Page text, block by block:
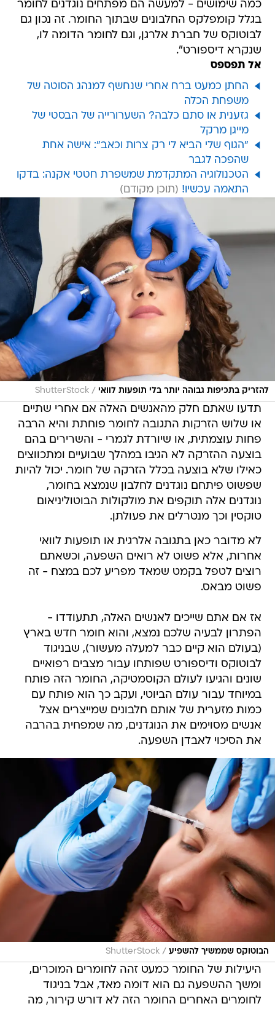
כמה שימושים - למעשה הם מפתחים נוגדנים לחומר
בגלל קומפלקס החלבונים שבתוך החומר. זה נכון גם
לבוטוקס של חברת אלרגן, וגם לחומר הדומה לו,
שנקרא דיספורט".
אל תפספס
החתן כמעט ברח אחרי שנחשף למנהג הסוטה של
משפחת הכלה
גזענית או סתם כלבה? השערורייה של הבסטי של
מייגן מרקל
"הגוף שלי הביא לי רק צרות וכאב": אישה אחת
שהפכה לגבר
הטכנולוגיה המתקדמת שמשפרת חטטי אקנה: בדקו
התאמה עכשיו!
להזריק בתכיפות גבוהה יותר בלי תופעות לוואי /
ShutterStock
תדעו שאתם חלק מהאנשים האלה אם אחרי שתיים
או שלוש הזרקות התגובה לחומר פוחתת והיא הרבה
פחות עוצמתית, או שיורדת לגמרי - והשרירים בהם
בוצעה ההזרקה לא הגיבו במהלך שבועיים ומתכווצים
כאילו שלא בוצעה בכלל הזרקה של חומר. יכול להיות
שפשוט פיתחם נוגדנים לחלבון שנמצא בחומר,
נוגדנים אלה תוקפים את מולקולות הבוטוליניאום
טוקסין וכך מנטרלים את פעולתן.
לא מדובר כאן בתגובה אלרגית או תופעות לוואי
אחרות, אלא פשוט לא רואים השפעה, וכשאתם
רוצים לטפל בקמט שמאד מפריע לכם במצח - זה
פשוט מבאס.
אז אם אתם שייכים לאנשים האלה, תתעודדו -
הפתרון לבעיה שלכם נמצא, והוא חומר חדש בארץ
(בעולם הוא קיים כבר למעלה מעשור), שבניגוד
לבוטוקס ודיספורט שפותחו עבור מצבים רפואיים
שונים והגיעו לעולם הקוסמטיקה, החומר הזה פותח
במיוחד עבור עולם הביוטי, ועקב כך הוא פותח עם
כמות מזערית של אותם חלבונים שמייצרים אצל
אנשים מסוימים את הנוגדנים, מה שמפחית בהרבה
את הסיכוי לאבדן השפעה.
הבוטוקס שממשיך להשפיע /
ShutterStock
היעילות של החומר כמעט זהה לחומרים המוכרים,
ומשך ההשפעה גם הוא דומה מאד, אבל בניגוד
לחומרים האחרים החומר הזה לא דורש קירור, מה